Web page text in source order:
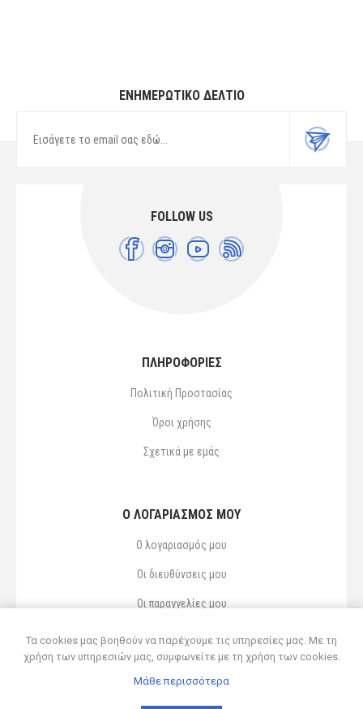
ΕΝΗΜΕΡΩΤΙΚΌ ΔΕΛΤΊΟ
FOLLOW US
ΠΛΗΡΟΦΟΡΙΕΣ
Πολιτική Προστασίας
Όροι χρήσης
Σχετικά με εμάς
Ο ΛΟΓΑΡΙΑΣΜΌΣ ΜΟΥ
Ο λογαριασμός μου
Οι διευθύνσεις μου
Οι παραγγελίες μου
Τα cookies μας βοηθούν να παρέχουμε τις υπηρεσίες μας. Με τη
χρήση των υπηρεσιών μας, συμφωνείτε με τη χρήση των cookies.
Μάθε περισσότερα